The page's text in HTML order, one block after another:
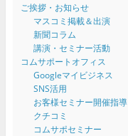
ご挨拶・お知らせ
マスコミ掲載＆出演
新聞コラム
講演・セミナー活動
コムサポートオフィス
Googleマイビジネス
SNS活用
お客様セミナー開催指導
クチコミ
コムサポセミナー